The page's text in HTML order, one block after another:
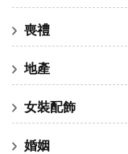
喪禮
地產
女裝配飾
婚姻